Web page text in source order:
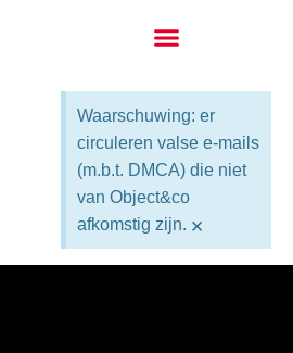
Waarschuwing: er
circuleren valse e-mails
(m.b.t. DMCA) die niet
van Object&co
afkomstig zijn. ×